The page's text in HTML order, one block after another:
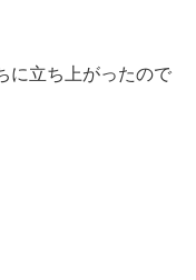
に立ち上がったので